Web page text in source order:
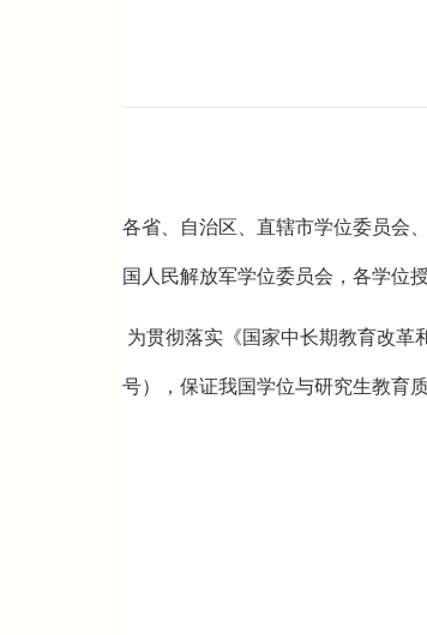
各省、自治区、直辖市学位委员会
国人民解放军学位委员会，各学位
为贯彻落实《国家中长期教育改革
号），保证我国学位与研究生教育